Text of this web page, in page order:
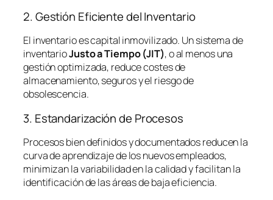
2. Gestión Eficiente del Inventario
El inventario es capital inmovilizado. Un sistema de
inventarioJusto a Tiempo (JIT), o al menos una
gestión optimizada, reduce costes de
almacenamiento, seguros y el riesgo de
obsolescencia.
3. Estandarización de Procesos
Procesos bien definidos y documentados reducen la
curva de aprendizaje de los nuevos empleados,
minimizan la variabilidad en la calidad y facilitan la
identificación de las áreas de baja eficiencia.